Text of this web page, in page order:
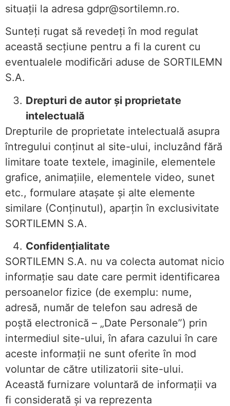
situații la adresa gdpr@sortilemn.ro.
Sunteți rugat să revedeți în mod regulat
această secțiune pentru a fi la curent cu
eventualele modificări aduse de SORTILEMN
S.A.
Drepturi de autor și proprietate
intelectuală
Drepturile de proprietate intelectuală asupra
întregului conţinut al site-ului, incluzând fără
limitare toate textele, imaginile, elementele
grafice, animaţiile, elementele video, sunet
etc., formulare ataşate şi alte elemente
similare (Conţinutul), aparţin în exclusivitate
SORTILEMN S.A.
Confidențialitate
SORTILEMN S.A. nu va colecta automat nicio
informaţie sau date care permit identificarea
persoanelor fizice (de exemplu: nume,
adresă, număr de telefon sau adresă de
poştă electronică – „Date Personale”) prin
intermediul site-ului, în afara cazului în care
aceste informaţii ne sunt oferite în mod
voluntar de către utilizatorii site-ului.
Această furnizare voluntară de informaţii va
fi considerată şi va reprezenta